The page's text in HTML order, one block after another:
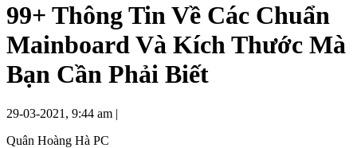
99+ Thông Tin Về Các Chuẩn
Mainboard Và Kích Thước Mà
Bạn Cần Phải Biết
29-03-2021, 9:44 am |
Quân Hoàng Hà PC